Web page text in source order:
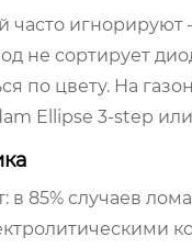
не сортирует
по цвету. На
Ellipse 3-step
в 85% случаев